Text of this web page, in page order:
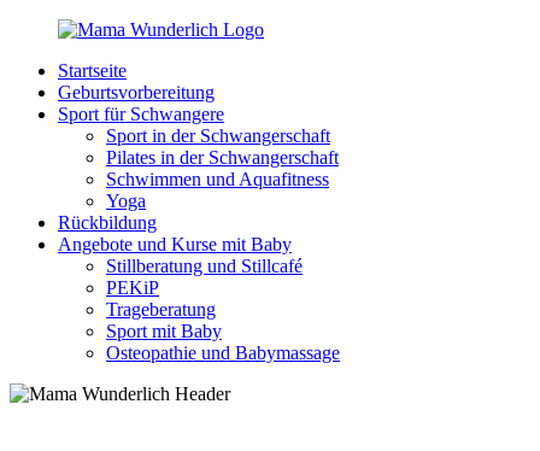
Zurück
Inhalt
MamaWunderlich.de
Mutti
sein
wunderbar!
Startseite
Geburtsvorbereitung
Sport für Schwangere
Sport in der Schwangerschaft
Pilates in der Schwangerschaft
Schwimmen und Aquafitness
Yoga
Rückbildung
Angebote und Kurse mit Baby
Stillberatung und Stillcafé
PEKiP
Trageberatung
Sport mit Baby
Osteopathie und Babymassage